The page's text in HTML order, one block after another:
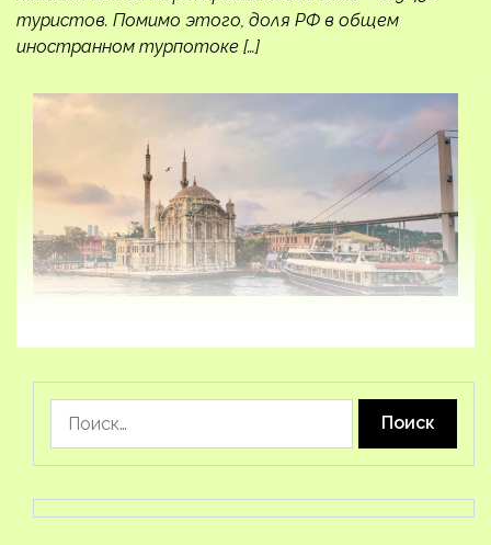
туристов. Помимо этого, доля РФ в общем
иностранном турпотоке […]